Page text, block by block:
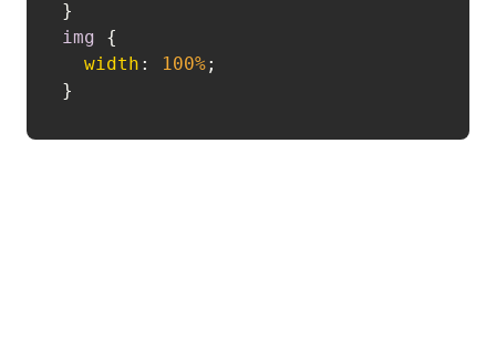
img {
width : 100%;